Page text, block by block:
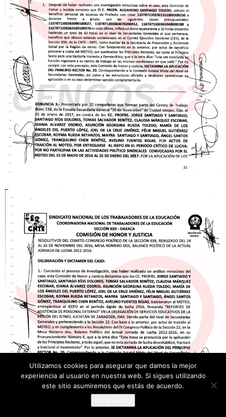
Utilizamos cookies para asegurar que damos la mejor
experiencia al usuario en nuestra web. Si sigues utilizando
este sitio asumiremos que estás de acuerdo.